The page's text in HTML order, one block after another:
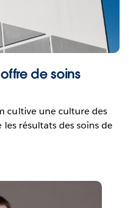
de soins
cultive une culture des
résultats des soins de